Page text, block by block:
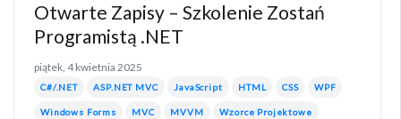
Otwarte Zapisy – Szkolenie Zostań
Programistą .NET
piątek, 4 kwietnia 2025
C#/.NET ASP.NET MVC JavaScript HTML CSS WPF
Windows Forms MVC MVVM Wzorce Projektowe